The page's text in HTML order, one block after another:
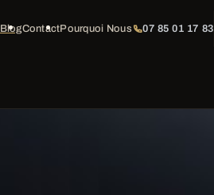
BlogContactPourquoi Nous 07 85 01 17 83